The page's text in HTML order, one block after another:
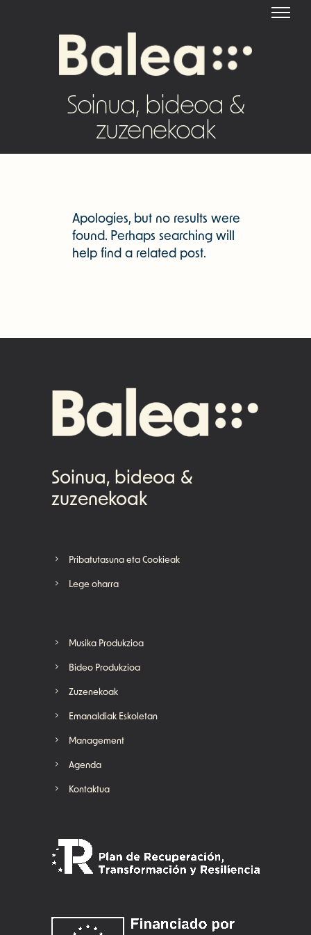
Soinua, bideoa &
zuzenekoak
Apologies, but no results were
found. Perhaps searching will
help find a related post.
Soinua, bideoa &
zuzenekoak
Pribatutasuna eta Cookieak
Lege oharra
Musika Produkzioa
Bideo Produkzioa
Zuzenekoak
Emanaldiak Eskoletan
Management
Agenda
Kontaktua